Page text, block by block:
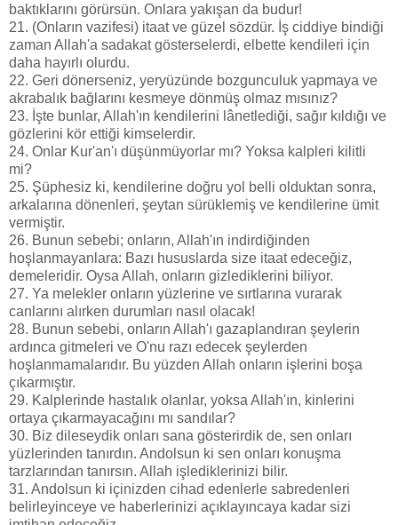
baktıklarını görürsün. Onlara yakışan da budur!
21. (Onların vazifesi) itaat ve güzel sözdür. İş ciddiye bindiği
zaman Allah'a sadakat gösterselerdi, elbette kendileri için
daha hayırlı olurdu.
22. Geri dönerseniz, yeryüzünde bozgunculuk yapmaya ve
akrabalık bağlarını kesmeye dönmüş olmaz mısınız?
23. İşte bunlar, Allah'ın kendilerini lânetlediği, sağır kıldığı ve
gözlerini kör ettiği kimselerdir.
24. Onlar Kur'an'ı düşünmüyorlar mı? Yoksa kalpleri kilitli
mi?
25. Şüphesiz ki, kendilerine doğru yol belli olduktan sonra,
arkalarına dönenleri, şeytan sürüklemiş ve kendilerine ümit
vermiştir.
26. Bunun sebebi; onların, Allah'ın indirdiğinden
hoşlanmayanlara: Bazı hususlarda size itaat edeceğiz,
demeleridir. Oysa Allah, onların gizlediklerini biliyor.
27. Ya melekler onların yüzlerine ve sırtlarına vurarak
canlarını alırken durumları nasıl olacak!
28. Bunun sebebi, onların Allah'ı gazaplandıran şeylerin
ardınca gitmeleri ve O'nu razı edecek şeylerden
hoşlanmamalarıdır. Bu yüzden Allah onların işlerini boşa
çıkarmıştır.
29. Kalplerinde hastalık olanlar, yoksa Allah'ın, kinlerini
ortaya çıkarmayacağını mı sandılar?
30. Biz dileseydik onları sana gösterirdik de, sen onları
yüzlerinden tanırdın. Andolsun ki sen onları konuşma
tarzlarından tanırsın. Allah işlediklerinizi bilir.
31. Andolsun ki içinizden cihad edenlerle sabredenleri
belirleyinceye ve haberlerinizi açıklayıncaya kadar sizi